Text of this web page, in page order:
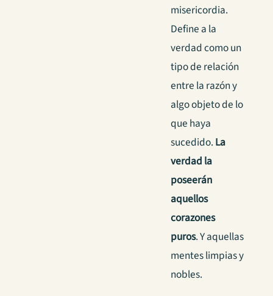
misericordia.
Define a la
verdad como un
tipo de relación
entre la razón y
algo objeto de lo
que haya
sucedido. La
verdad la
poseerán
aquellos
corazones
puros. Y aquellas
mentes limpias y
nobles.